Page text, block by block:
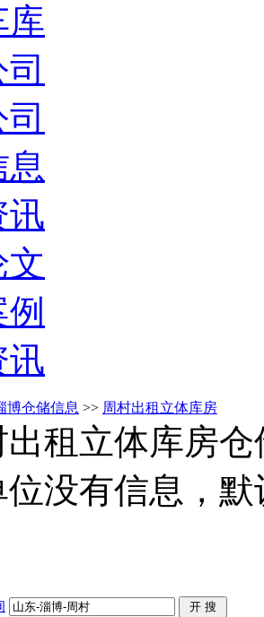
库
息
讯
文
讯
博仓储信息 >> 周村出租立体库房
租立体库房
没有信息，